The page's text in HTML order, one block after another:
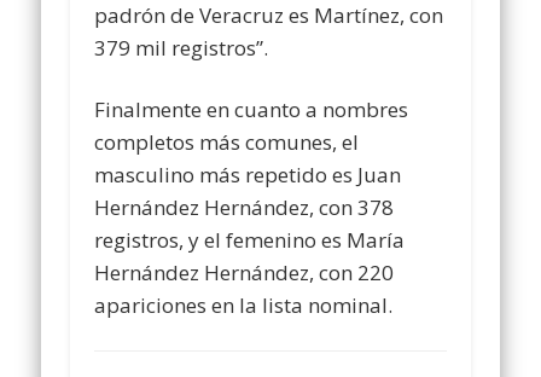
padrón de Veracruz es Martínez, con
379 mil registros”.
Finalmente en cuanto a nombres
completos más comunes, el
masculino más repetido es Juan
Hernández Hernández, con 378
registros, y el femenino es María
Hernández Hernández, con 220
apariciones en la lista nominal.